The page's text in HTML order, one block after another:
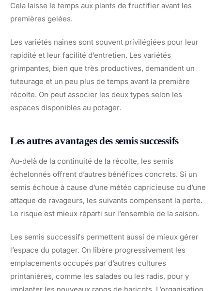
Cela laisse le temps aux plants de fructifier avant les
premières gelées.
Les variétés naines sont souvent privilégiées pour leur
rapidité et leur facilité d’entretien. Les variétés
grimpantes, bien que très productives, demandent un
tuteurage et un peu plus de temps avant la première
récolte. On peut associer les deux types selon les
espaces disponibles au potager.
Les autres avantages des semis successifs
Au-delà de la continuité de la récolte, les semis
échelonnés offrent d’autres bénéfices concrets. Si un
semis échoue à cause d’une météo capricieuse ou d’une
attaque de ravageurs, les suivants compensent la perte.
Le risque est mieux réparti sur l’ensemble de la saison.
Les semis successifs permettent aussi de mieux gérer
l’espace du potager. On libère progressivement les
emplacements occupés par d’autres cultures
printanières, comme les salades ou les radis, pour y